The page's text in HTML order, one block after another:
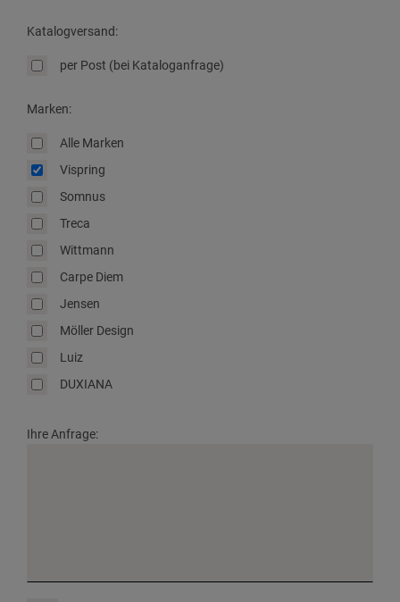
Katalogversand:
per Post (bei Kataloganfrage)
Marken:
Alle Marken
Vispring
Somnus
Treca
Wittmann
Carpe Diem
Jensen
Möller Design
Luiz
DUXIANA
Ihre Anfrage: